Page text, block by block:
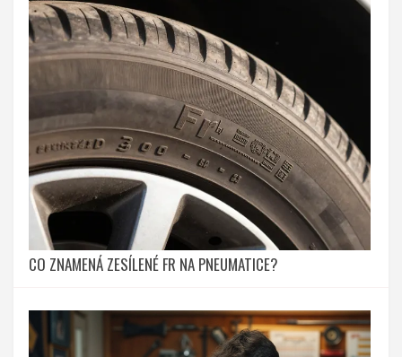
CO ZNAMENÁ ZESÍLENÉ FR NA PNEUMATICE?